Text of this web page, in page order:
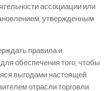
ассоциации или
утвержденным
правила и
обеспечения того, чтобы
выгодами настоящей
отрасли торговли